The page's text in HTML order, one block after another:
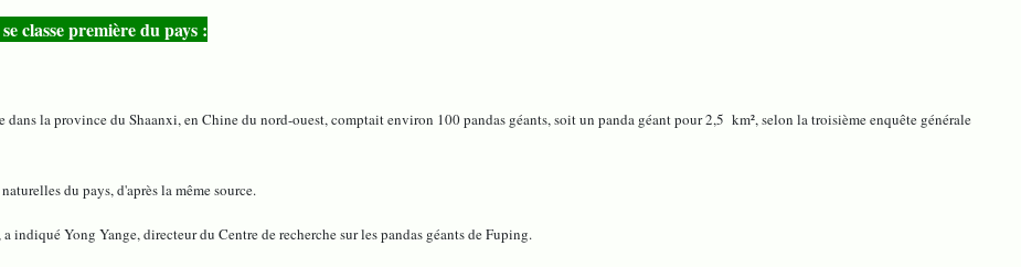
classe première du pays :
la province du Shaanxi, en Chine du nord-ouest, comptait environ 100 pandas géants, soit un panda géant pour 2,5 km², selon la troisième enquête générale
du pays, d'après la même source.
indiqué Yong Yange, directeur du Centre de recherche sur les pandas géants de Fuping.